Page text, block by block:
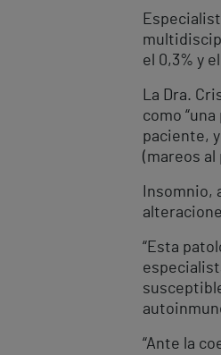
el 0,3% y
La Dra.
como
paciente,
(mareos al
Insomnio,
“Esta
“Ante la